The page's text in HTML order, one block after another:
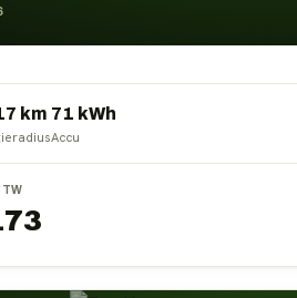
km 71 kWh
Accu